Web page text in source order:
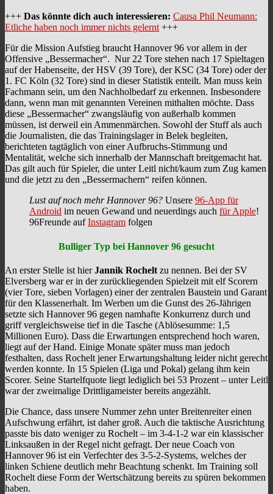
+++ Das könnte dich auch interessieren: Causa Phil Neumann:
Etliche haben noch immer nichts gelernt +++
Für die Mission Aufstieg braucht Hannover 96 vor allem in der
Offensive „Bessermacher“. Nur 22 Tore stehen nach 17 Spieltagen
auf der Habenseite, der HSV (39 Tore), der KSC (34 Tore) oder der
1. FC Köln (32 Tore) sind in dieser Statistik enteilt. Man muss kein
Fachmann sein, um den Nachholbedarf zu erkennen. Insbesondere
dann, wenn man mit genannten Vereinen mithalten möchte. Dass
diese „Bessermacher“ zwangsläufig von außerhalb kommen
müssen, ist derweil ein Ammenmärchen. Sowohl der Stuff als auch
die Journalisten, die das Trainingslager in Belek begleiten,
berichteten tagtäglich von einer Aufbruchs-Stimmung und
Mentalität, welche sich innerhalb der Mannschaft breitgemacht hat.
Das gilt auch für Spieler, die unter Leitl nicht/kaum zum Zug kamen
und die jetzt zu den „Bessermachern“ reifen können.
Lust auf noch mehr Hannover 96? Unsere 96-App für
Android im neuen Gewand und neuerdings auch für Apple!
96Freunde aufInstagram folgen
Bulliger Typ bei Hannover 96 gesucht
An erster Stelle ist hierJannik Rochelt zu nennen. Bei der SV
Elversberg war er in der zurückliegenden Spielzeit mit elf Scorern
(vier Tore, sieben Vorlagen) einer der zentralen Baustein und Garant
für den Klassenerhalt. Im Werben um die Gunst des 26-Jährigen
setzte sich Hannover 96 gegen namhafte Konkurrenz durch und
griff vergleichsweise tief in die Tasche (Ablösesumme: 1,5
Millionen Euro). Dass die Erwartungen entsprechend hoch waren,
liegt auf der Hand. Einige Monate später muss man jedoch
festhalten, dass Rochelt jener Erwartungshaltung leider nicht gerecht
werden konnte. In 15 Spielen (Liga und Pokal) gelang ihm kein
Scorer. Seine Startelfquote liegt lediglich bei 53 Prozent – unter Leitl
war der zweimalige Drittligameister bereits angezählt.
Die Chance, dass unsere Nummer zehn unter Breitenreiter einen
Aufschwung erfährt, ist daher groß. Auch die taktische Ausrichtung
passte bis dato weniger zu Rochelt – im 3-4-1-2 war ein klassischer
Linksaußen in der Regel nicht gefragt. Der neue Coach von
Hannover 96 ist ein Verfechter des 3-5-2-Systems, welches der
linken Schiene deutlich mehr Beachtung schenkt. Im Training soll
Rochelt diese Form der Wertschätzung bereits zu spüren bekommen
haben.